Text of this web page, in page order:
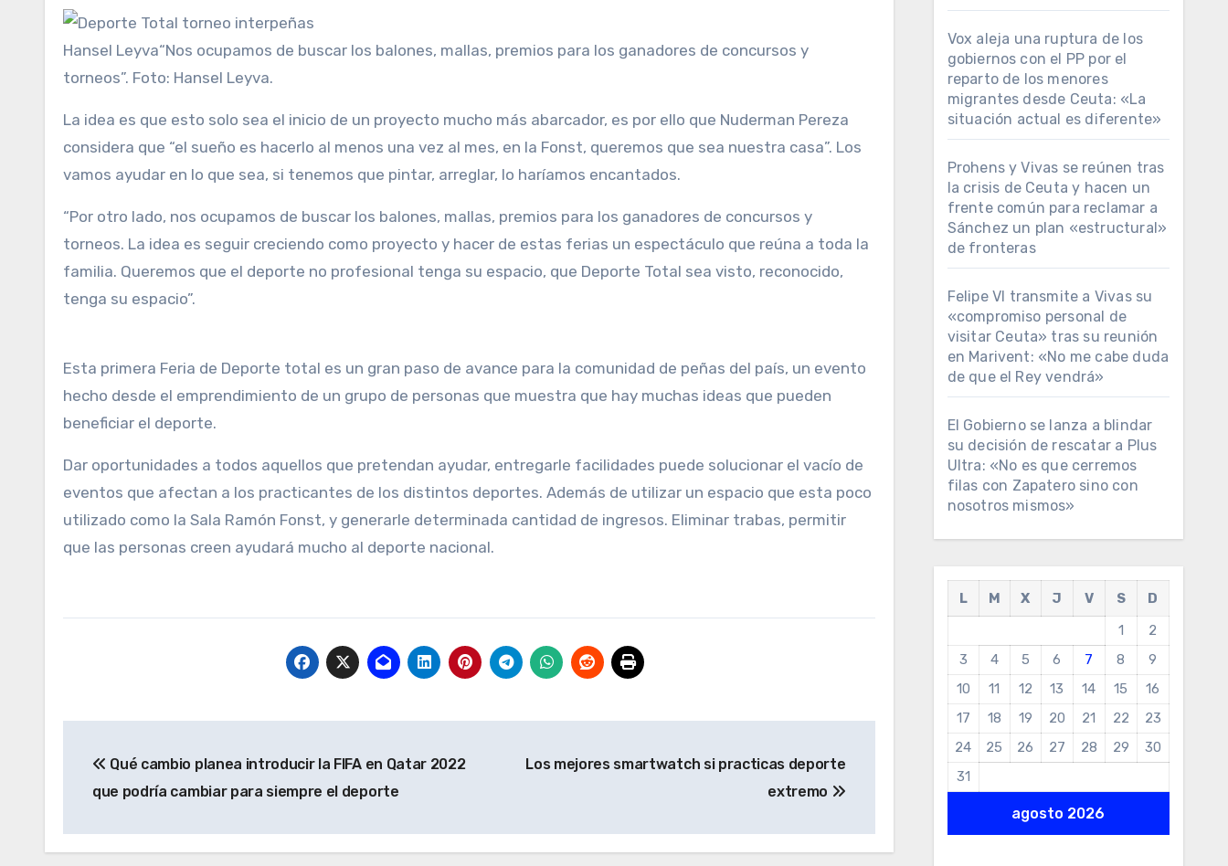
Hansel Leyva“Nos ocupamos de buscar los balones, mallas, premios para los ganadores de concursos y
torneos”. Foto: Hansel Leyva.
La idea es que esto solo sea el inicio de un proyecto mucho más abarcador, es por ello que Nuderman Pereza
considera que “el sueño es hacerlo al menos una vez al mes, en la Fonst, queremos que sea nuestra casa”. Los
vamos ayudar en lo que sea, si tenemos que pintar, arreglar, lo haríamos encantados.
“Por otro lado, nos ocupamos de buscar los balones, mallas, premios para los ganadores de concursos y
torneos. La idea es seguir creciendo como proyecto y hacer de estas ferias un espectáculo que reúna a toda la
familia. Queremos que el deporte no profesional tenga su espacio, que Deporte Total sea visto, reconocido,
tenga su espacio”.
Esta primera Feria de Deporte total es un gran paso de avance para la comunidad de peñas del país, un evento
hecho desde el emprendimiento de un grupo de personas que muestra que hay muchas ideas que pueden
beneficiar el deporte.
Dar oportunidades a todos aquellos que pretendan ayudar, entregarle facilidades puede solucionar el vacío de
eventos que afectan a los practicantes de los distintos deportes. Además de utilizar un espacio que esta poco
utilizado como la Sala Ramón Fonst, y generarle determinada cantidad de ingresos. Eliminar trabas, permitir
que las personas creen ayudará mucho al deporte nacional.
de
Qué cambio planea introducir la FIFA en Qatar 2022
que podría cambiar para siempre el deporte
Los mejores smartwatch si practicas deporte
extremo
Vox aleja una ruptura de los
gobiernos con el PP por el
reparto de los menores
migrantes desde Ceuta: «La
situación actual es diferente»
Prohens y Vivas se reúnen tras
la crisis de Ceuta y hacen un
frente común para reclamar a
Sánchez un plan «estructural»
de fronteras
Felipe VI transmite a Vivas su
«compromiso personal de
visitar Ceuta» tras su reunión
en Marivent: «No me cabe duda
de que el Rey vendrá»
El Gobierno se lanza a blindar
su decisión de rescatar a Plus
Ultra: «No es que cerremos
filas con Zapatero sino con
nosotros mismos»
agosto 2026
L M X J V S
D
1
2
3
4 5 6 7 8
9
10
11 12 13 14 15
16
17
18 19 20 21 22
23
24
25 26 27 28 29
30
31